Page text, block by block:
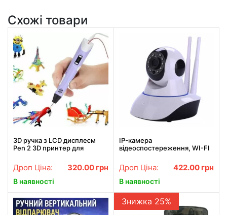
Схожі товари
3D ручка з LCD дисплеєм
Pen 2 3D принтер для
Дроп Ціна: 320.00 грн
В наявності
IP-камера
відеоспостереження, WI-FI
нічне бачення
Дроп Ціна: 422.00 грн
В наявності
Знижка 25%